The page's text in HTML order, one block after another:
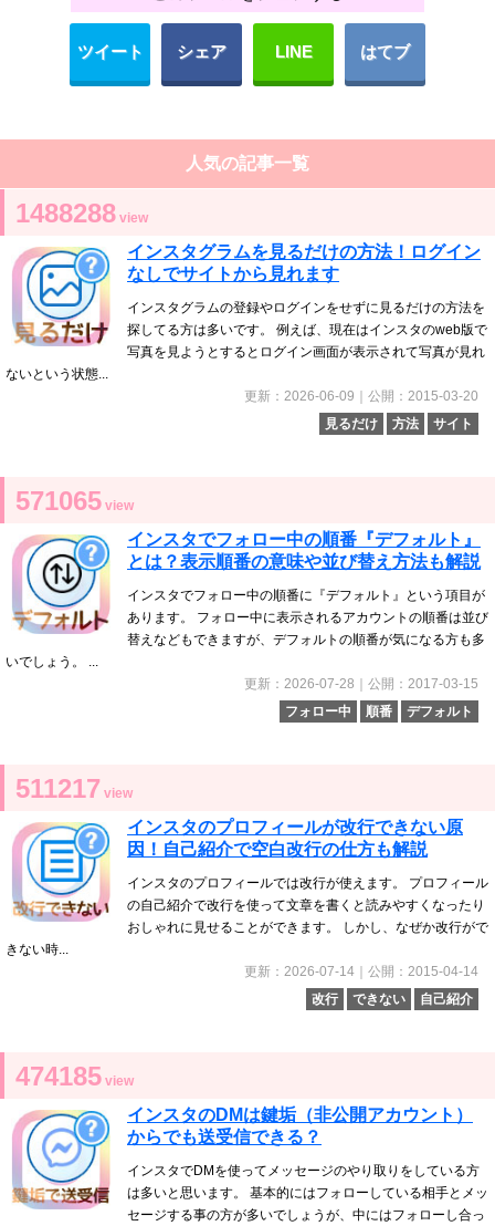
ツイート シェア LINE はてブ
人気の記事一覧
1488288 view
インスタグラムを見るだけの方法！ログイン
なしでサイトから見れます
インスタグラムの登録やログインをせずに見るだけの方法を
探してる方は多いです。 例えば、現在はインスタのweb版で
写真を見ようとするとログイン画面が表示されて写真が見れ
ないという状態...
更新：2026-06-09｜公開：2015-03-20
見るだけ
方法 サイト
571065 view
インスタでフォロー中の順番『デフォルト』
とは？表示順番の意味や並び替え方法も解説
インスタでフォロー中の順番に『デフォルト』という項目が
あります。 フォロー中に表示されるアカウントの順番は並び
替えなどもできますが、デフォルトの順番が気になる方も多
いでしょう。 ...
更新：2026-07-28｜公開：2017-03-15
フォロー中
順番 デフォルト
511217 view
インスタのプロフィールが改行できない原
因！自己紹介で空白改行の仕方も解説
インスタのプロフィールでは改行が使えます。 プロフィール
の自己紹介で改行を使って文章を書くと読みやすくなったり
おしゃれに見せることができます。 しかし、なぜか改行がで
きない時...
更新：2026-07-14｜公開：2015-04-14
改行
できない 自己紹介
474185 view
インスタのDMは鍵垢（非公開アカウント）
からでも送受信できる？
インスタでDMを使ってメッセージのやり取りをしている方
は多いと思います。 基本的にはフォローしている相手とメッ
セージする事の方が多いでしょうが、中にはフォローし合っ